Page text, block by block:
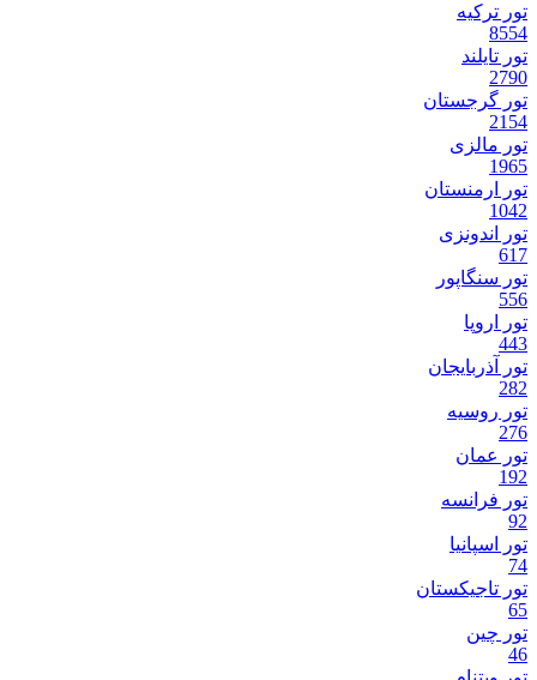
تور ترکیه
8554
تور تایلند
2790
تور گرجستان
2154
تور مالزی
1965
تور ارمنستان
1042
تور اندونزی
617
تور سنگاپور
556
تور اروپا
443
تور آذربایجان
282
تور روسیه
276
تور عمان
192
تور فرانسه
92
تور اسپانیا
74
تور تاجیکستان
65
تور چین
46